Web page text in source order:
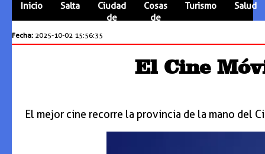
Inicio Salta
Ciudad
de
Cosas
de
Turismo Salud
Fecha: 2025-10-02 15:56:35
El Cine
El mejor cine recorre la provincia de la mano del